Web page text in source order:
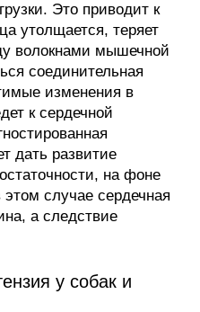
Это приводит к
утолщается, теряет
волокнами мышечной
соединительная
изменения в
к сердечной
дать развитие
на фоне
случае сердечная
а следствие
у собак и